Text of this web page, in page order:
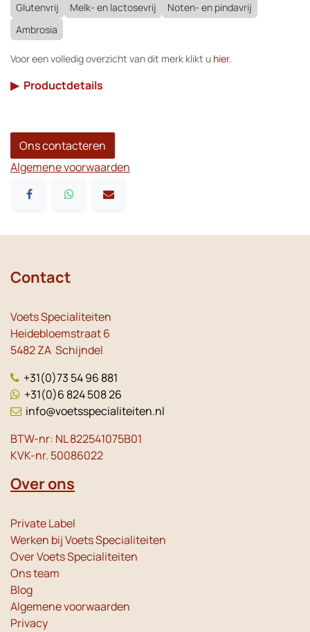
Glutenvrij Melk- en lactosevrij
Noten- en pindavrij
Ambrosia
Voor een volledig overzicht van dit merk klikt u hier.
▶ Productdetails
Ons contacteren
Algemene voorwaarden
Contact
Voets Specialiteiten
Heidebloemstraat 6
5482 ZA Schijndel
+31(0)73 54 96 881
+31(0)6 824 508 26
info@voetsspecialiteiten.nl
BTW-nr: NL 822541075B01
KVK-nr. 50086022
Over ons
Private Label
Werken bij Voets Specialiteiten
Over Voets Specialiteiten
Ons team
Blog
Algemene voorwaarden
Privacy